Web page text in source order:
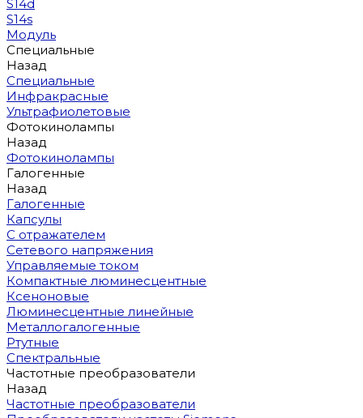
S14d
S14s
Модуль
Специальные
Назад
Специальные
Инфракрасные
Ультрафиолетовые
Фотокинолампы
Назад
Фотокинолампы
Галогенные
Назад
Галогенные
Капсулы
С отражателем
Сетевого напряжения
Управляемые током
Компактные люминесцентные
Ксеноновые
Люминесцентные линейные
Металлогалогенные
Ртутные
Спектральные
Частотные преобразователи
Назад
Частотные преобразователи